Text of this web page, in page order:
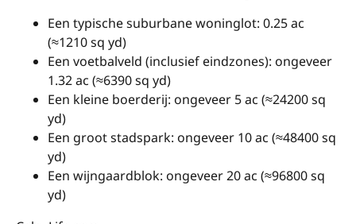
Een typische suburbane woninglot: 0.25 ac
(≈1210 sq yd)
Een voetbalveld (inclusief eindzones): ongeveer
1.32 ac (≈6390 sq yd)
Een kleine boerderij: ongeveer 5 ac (≈24200 sq
yd)
Een groot stadspark: ongeveer 10 ac (≈48400 sq
yd)
Een wijngaardblok: ongeveer 20 ac (≈96800 sq
yd)